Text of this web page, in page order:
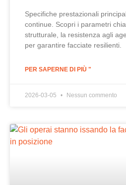
Specifiche prestazionali
continue. Scopri i parametri
strutturale, la resistenza agli
per garantire facciate resilienti.
PER SAPERNE DI PIÙ "
2026-03-05 Nessun commento